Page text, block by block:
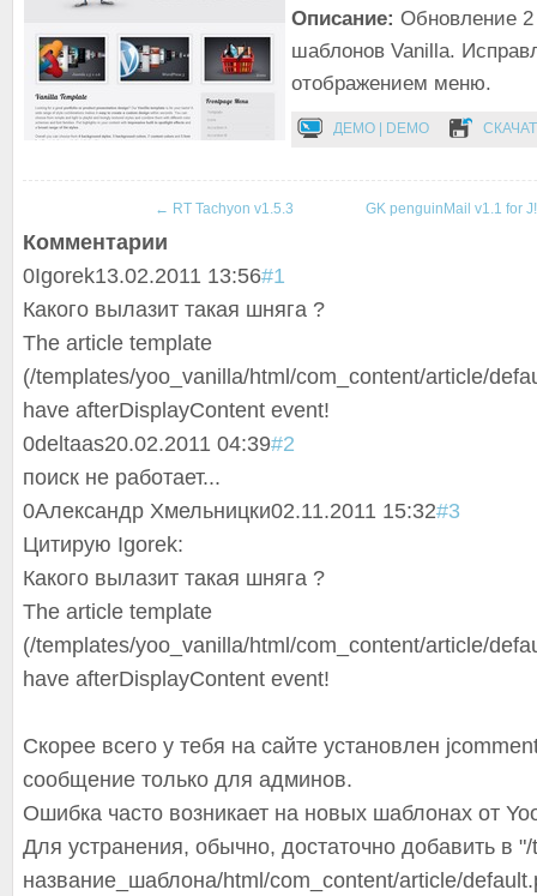
Описание: Обновление
шаблонов Vanilla.
отображением меню.
ДЕМО | DEMO
← RT Tachyon v1.5.3 GK penguinMail v1.1 for
Комментарии
0Igorek13.02.2011 13:56#1
Какого вылазит такая шняга ?
The article template
(/templates/yoo_vanilla/html/com_content/article/
have afterDisplayContent event!
0deltaas20.02.2011 04:39#2
поиск не работает...
0Александр Хмельницки02.11.2011 15:32#3
Цитирую Igorek:
Какого вылазит такая шняга ?
The article template
(/templates/yoo_vanilla/html/com_content/article/
have afterDisplayContent event!
Скорее всего у тебя на сайте установлен
сообщение только для админов.
Ошибка часто возникает на новых шаблонах от
Для устранения, обычно, достаточно добавить в
название_шаблона/html/com_content/article/